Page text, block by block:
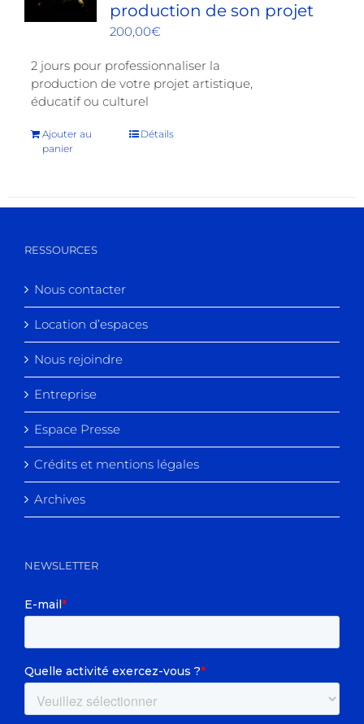
production de son projet
200,00€
2 jours pour professionnaliser la
production de votre projet artistique,
éducatif ou culturel
Ajouter au
panier
Détails
RESSOURCES
Nous contacter
Location d’espaces
Nous rejoindre
Entreprise
Espace Presse
Crédits et mentions légales
Archives
NEWSLETTER